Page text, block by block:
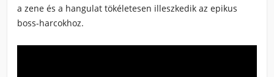
a zene és a hangulat tökéletesen illeszkedik az epikus
boss-harcokhoz.